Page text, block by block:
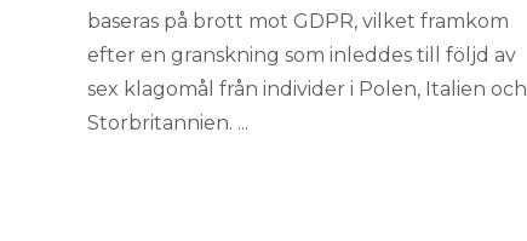
baseras på brott mot GDPR, vilket framkom
efter en granskning som inleddes till följd av
sex klagomål från individer i Polen, Italien och
Storbritannien. ...